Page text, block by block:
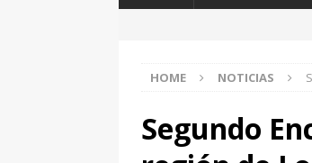
HOME NOTICIAS
Segundo